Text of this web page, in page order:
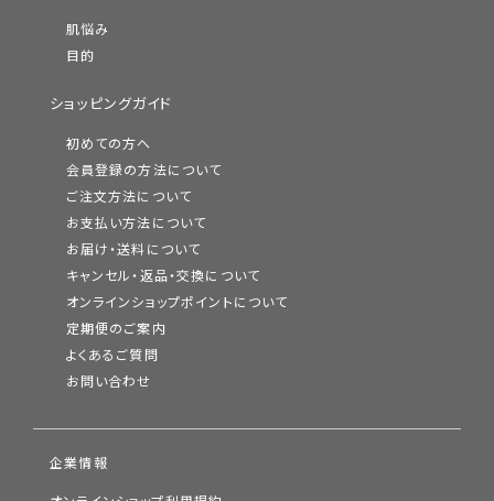
肌悩み
目的
ショッピングガイド
初めての方へ
会員登録の方法について
ご注文方法について
お支払い方法について
お届け・送料について
キャンセル・返品・交換について
オンラインショップポイントについて
定期便のご案内
よくあるご質問
お問い合わせ
企業情報